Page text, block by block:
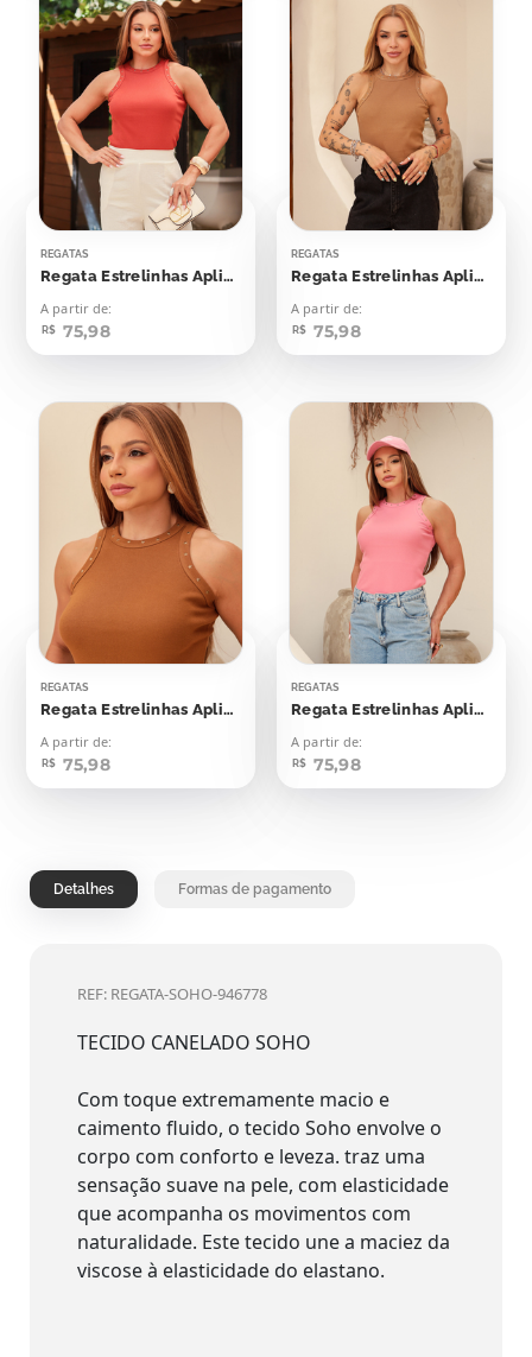
REGATAS
Regata Estrelinhas Aplicação
A partir de:
R$ 75,98
REGATAS
Regata Estrelinhas Aplicação
A partir de:
R$ 75,98
REGATAS
Regata Estrelinhas Aplicação
A partir de:
R$ 75,98
REGATAS
Regata Estrelinhas Aplicação
A partir de:
R$ 75,98
Detalhes Formas de pagamento
REF: REGATA-SOHO-946778
TECIDO CANELADO SOHO
Com toque extremamente macio e
caimento fluido, o tecido Soho envolve o
corpo com conforto e leveza. traz uma
sensação suave na pele, com elasticidade
que acompanha os movimentos com
naturalidade. Este tecido une a maciez da
viscose à elasticidade do elastano.